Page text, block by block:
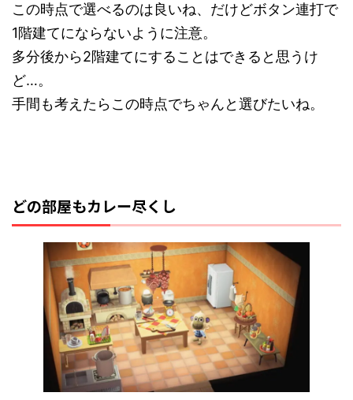
この時点で選べるのは良いね、だけどボタン連打で
1階建てにならないように注意。
多分後から2階建てにすることはできると思うけ
ど…。
手間も考えたらこの時点でちゃんと選びたいね。
どの部屋もカレー尽くし